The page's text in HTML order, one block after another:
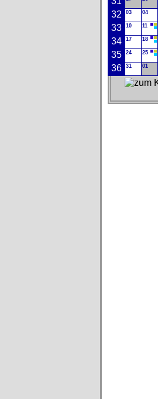
32 03 04
33 10 11
34 17 18
35 24 25
36 31 01